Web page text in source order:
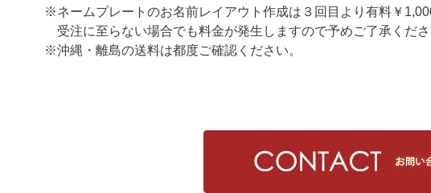
※ネームプレートのお名前レイアウト作成は３回目より有料￥1,000
受注に至らない場合でも料金が発生しますので予めご了承くださ
※沖縄・離島の送料は都度ご確認ください。